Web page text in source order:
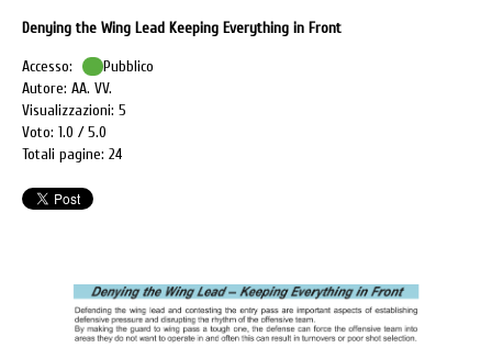
Denying the Wing Lead Keeping Everything in Front
Accesso:
Pubblico
Autore: AA. VV.
Visualizzazioni: 5
Voto: 1.0
5.0
Totali pagine: 24